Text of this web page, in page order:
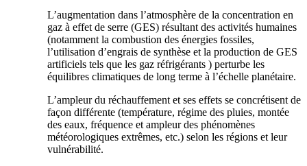
L’augmentation dans l’atmosphère de la concentration en
gaz à effet de serre (GES) résultant des activités humaines
(notamment la combustion des énergies fossiles,
l’utilisation d’engrais de synthèse et la production de GES
artificiels tels que les gaz réfrigérants ) perturbe les
équilibres climatiques de long terme à l’échelle planétaire.
L’ampleur du réchauffement et ses effets se concrétisent de
façon différente (température, régime des pluies, montée
des eaux, fréquence et ampleur des phénomènes
météorologiques extrêmes, etc.) selon les régions et leur
vulnérabilité.